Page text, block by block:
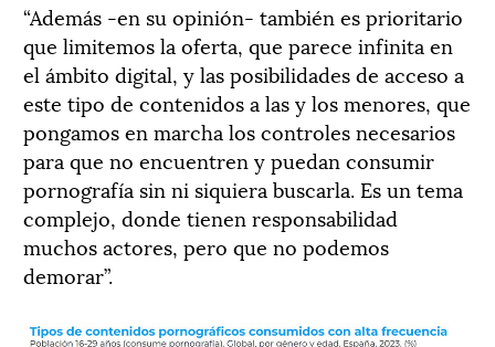
“Además -en su opinión- también es prioritario
que limitemos la oferta, que parece infinita en
el ámbito digital, y las posibilidades de acceso a
este tipo de contenidos a las y los menores, que
pongamos en marcha los controles necesarios
para que no encuentren y puedan consumir
pornografía sin ni siquiera buscarla. Es un tema
complejo, donde tienen responsabilidad
muchos actores, pero que no podemos
demorar”.